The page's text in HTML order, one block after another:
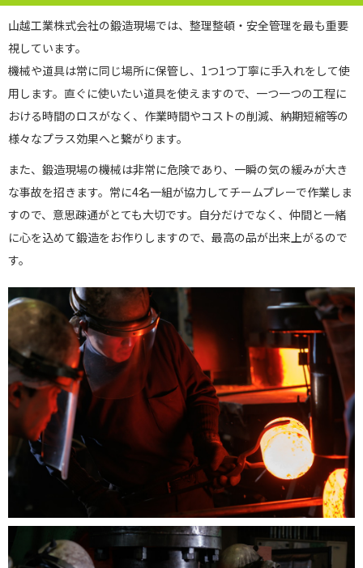
山越工業株式会社の鍛造現場では、整理整頓・安全管理を最も重要
視しています。
機械や道具は常に同じ場所に保管し、1つ1つ丁寧に手入れをして使
用します。直ぐに使いたい道具を使えますので、一つ一つの工程に
おける時間のロスがなく、作業時間やコストの削減、納期短縮等の
様々なプラス効果へと繋がります。
また、鍛造現場の機械は非常に危険であり、一瞬の気の緩みが大き
な事故を招きます。常に4名一組が協力してチームプレーで作業しま
すので、意思疎通がとても大切です。自分だけでなく、仲間と一緒
に心を込めて鍛造をお作りしますので、最高の品が出来上がるので
す。